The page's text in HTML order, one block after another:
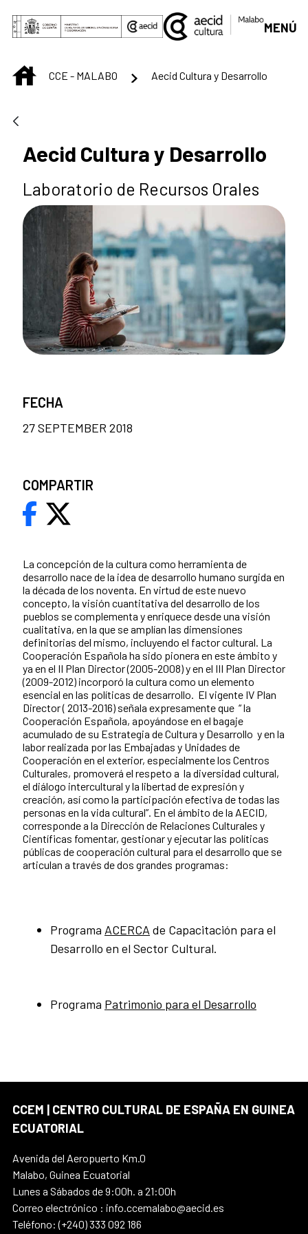
Skip to Main Content
MENÚ
INICIOCCE - MALABO Aecid Cultura y Desarrollo
Aecid Cultura y Desarrollo
Laboratorio de Recursos Orales
​La concepción de la cultura como herramienta de
desarrollo nace de la idea de desarrollo humano surgida en
la década de los noventa. En virtud de este nuevo
concepto, la visión cuantitativa del desarrollo de los
pueblos se complementa y enriquece desde una visión
cualitativa, en la que se amplían las dimensiones
definitorias del mismo, incluyendo el factor cultural. La
Cooperación Española ha sido pionera en este ámbito y
ya en el II Plan Director (2005-2008) y en el III Plan Director
(2009-2012) incorporó la cultura como un elemento
esencial en las políticas de desarrollo. El vigente IV Plan
Director ( 2013-2016) señala expresamente que “ la
Cooperación Española, apoyándose en el bagaje
acumulado de su Estrategia de Cultura y Desarrollo y en la
labor realizada por las Embajadas y Unidades de
Cooperación en el exterior, especialmente los Centros
Culturales, promoverá el respeto a la diversidad cultural,
el diálogo intercultural y la libertad de expresión y
creación, así como la participación efectiva de todas las
personas en la vida cultural”. En el ámbito de la AECID,
corresponde a la Dirección de Relaciones Culturales y
Científicas fomentar, gestionar y ejecutar las políticas
públicas de cooperación cultural para el desarrollo que se
articulan a través de dos grandes programas:
Programa ACERCA de Capacitación para el
Desarrollo en el Sector Cultural.
Programa Patrimonio para el Desarrollo
FECHA
27 SEPTEMBER 2018
COMPARTIR
CCEM | CENTRO CULTURAL DE ESPAÑA EN GUINEA
ECUATORIAL
Avenida del Aeropuerto Km.0
Malabo, Guinea Ecuatorial
Lunes a Sábados de 9:00h. a 21:00h
Correo electrónico : info.ccemalabo@aecid.es
Teléfono: (+240) 333 092 186